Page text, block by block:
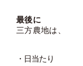
最後に
三方農地は、
・日当たり